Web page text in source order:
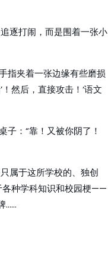
逐打闹，而是围着一张小
指夹着一张边缘有些磨损
然后，直接攻击！‘语文
子：“靠！又被你阴了！
属于这所学校的、独创
各种学科知识和校园梗——
……